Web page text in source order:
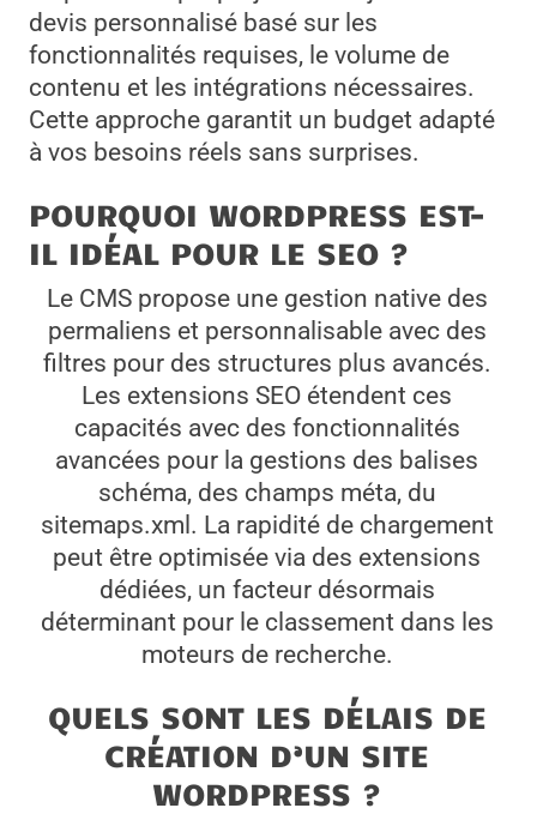
devis personnalisé basé sur les
fonctionnalités requises, le volume de
contenu et les intégrations nécessaires.
Cette approche garantit un budget adapté
à vos besoins réels sans surprises.
POURQUOI WORDPRESS EST-
IL IDÉAL POUR LE SEO ?
Le CMS propose une gestion native des
permaliens et personnalisable avec des
filtres pour des structures plus avancés.
Les extensions SEO étendent ces
capacités avec des fonctionnalités
avancées pour la gestions des balises
schéma, des champs méta, du
sitemaps.xml. La rapidité de chargement
peut être optimisée via des extensions
dédiées, un facteur désormais
déterminant pour le classement dans les
moteurs de recherche.
QUELS SONT LES DÉLAIS DE
CRÉATION D’UN SITE
WORDPRESS ?